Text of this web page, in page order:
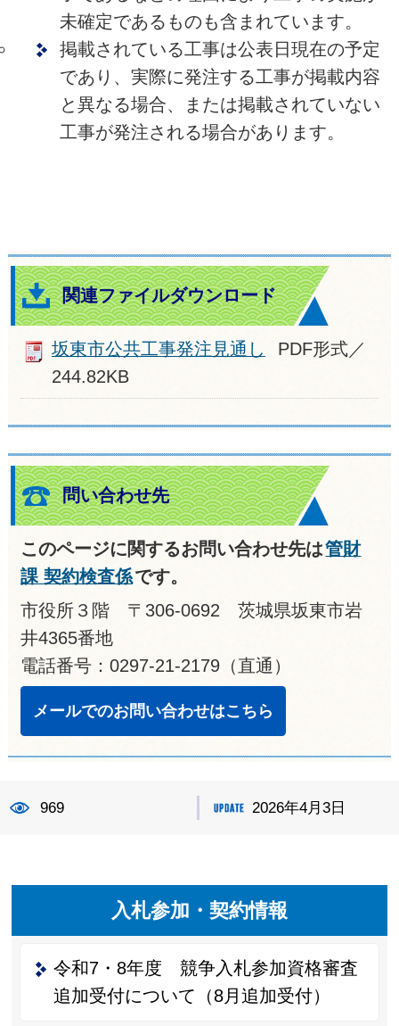
未確定であるものも含まれています。
掲載されている工事は公表日現在の予定
であり、実際に発注する工事が掲載内容
と異なる場合、または掲載されていない
工事が発注される場合があります。
関連ファイルダウンロード
坂東市公共工事発注見通し
PDF形式／
244.82KB
問い合わせ先
このページに関するお問い合わせ先は管財
課 契約検査係です。
市役所３階 〒306-0692 茨城県坂東市岩
井4365番地
電話番号：0297-21-2179（直通）
メールでのお問い合わせはこちら
969 2026年4月3日
入札参加・契約情報
令和7・8年度 競争入札参加資格審査
追加受付について（8月追加受付）